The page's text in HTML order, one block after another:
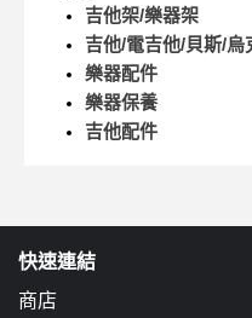
吉他架/樂器架
吉他/電吉他/貝斯/烏
樂器配件
樂器保養
吉他配件
快速連結
商店